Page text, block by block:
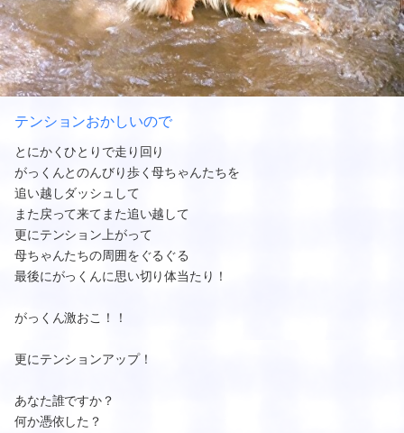
テンションおかしいので
とにかくひとりで走り回り
がっくんとのんびり歩く母ちゃんたちを
追い越しダッシュして
また戻って来てまた追い越して
更にテンション上がって
母ちゃんたちの周囲をぐるぐる
最後にがっくんに思い切り体当たり！
がっくん激おこ！！
更にテンションアップ！
あなた誰ですか？
何か憑依した？